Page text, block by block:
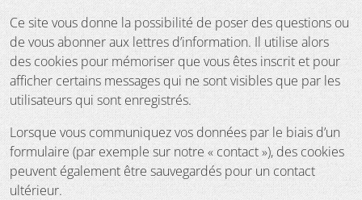
Ce site vous donne la possibilité de poser des questions ou
de vous abonner aux lettres d’information. Il utilise alors
des cookies pour mémoriser que vous êtes inscrit et pour
afficher certains messages qui ne sont visibles que par les
utilisateurs qui sont enregistrés.
Lorsque vous communiquez vos données par le biais d’un
formulaire (par exemple sur notre « contact »), des cookies
peuvent également être sauvegardés pour un contact
ultérieur.